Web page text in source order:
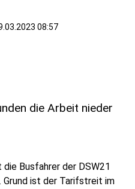
08:57
die Arbeit nieder
Busfahrer der DSW21
Grund ist der Tarifstreit im